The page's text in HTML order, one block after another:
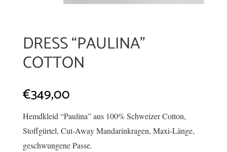
DRESS “PAULINA”
COTTON
€349,00
Hemdkleid “Paulina” aus 100% Schweizer Cotton,
Stoffgürtel, Cut-Away Mandarinkragen, Maxi-Länge,
geschwungene Passe.